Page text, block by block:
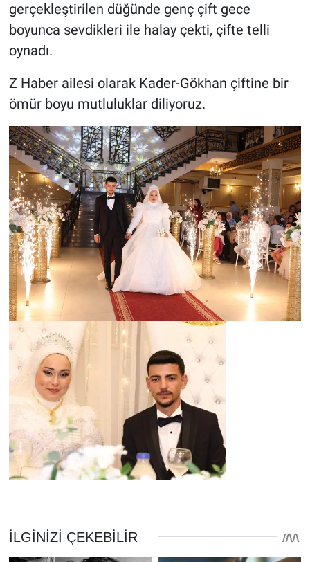
gerçekleştirilen düğünde genç çift gece
boyunca sevdikleri ile halay çekti, çifte telli
oynadı.
Z Haber ailesi olarak Kader-Gökhan çiftine bir
ömür boyu mutluluklar diliyoruz.